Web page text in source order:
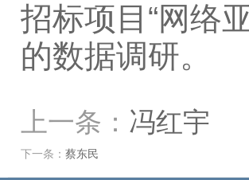
招标项目“网络
的数据调研。
上一条： 冯红宇
下一条： 蔡东民